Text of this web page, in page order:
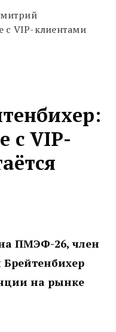
область
недвижимости
с VIP-клиентами
с VIP-
ПМЭФ-26, член
на рынке